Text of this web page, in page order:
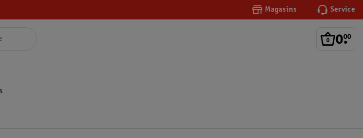
Magasins Service
0.
00